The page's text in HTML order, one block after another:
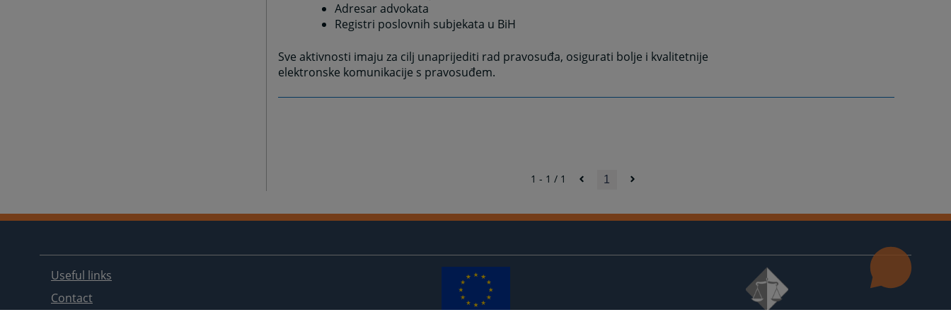
Adresar advokata
Registri poslovnih subjekata u BiH
Sve aktivnosti imaju za cilj unaprijediti rad pravosuđa, osigurati bolje i kvalitetnije
elektronske komunikacije s pravosuđem.
1 - 1 / 1 1
Useful links
Contact